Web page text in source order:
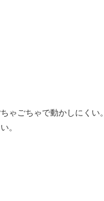
ゃごちゃで動かしにくい。
。